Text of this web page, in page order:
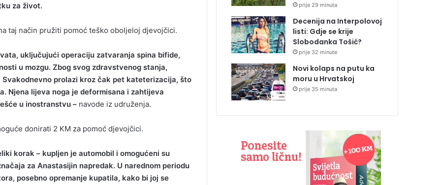
za život.
taj način pružiti pomoć teško oboljeloj djevojčici.
uključujući operaciju zatvaranja spina bifide,
u mozgu. Zbog svog zdravstvenog stanja,
prolazi kroz čak pet kateterizacija, što
Njena lijeva noga je deformisana i zahtijeva
u inostranstvu – navode iz udruženja.
donirati 2 KM za pomoć djevojčici.
korak – kupljen je automobil i omogućeni su
za Anastasijin napredak. U narednom periodu
posebno opremanje kupatila, kako bi joj se
prije 29 minuta
Decenija na Interpolovoj
listi: Gdje se krije
Slobodanka Tošić?
prije 32 minute
Novi kolaps na putu ka
moru u Hrvatskoj
prije 35 minuta